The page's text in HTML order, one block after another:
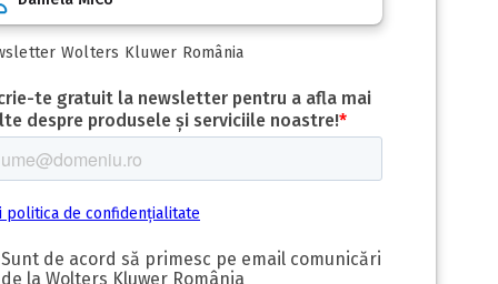
Wolters Kluwer România